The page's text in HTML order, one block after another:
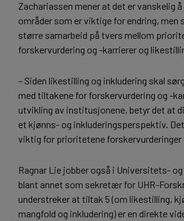
Zachariassen mener at det er vanskelig
områder som er viktige for endring, men
større samarbeid på tvers mellom
forskervurdering og -karrierer og
– Siden likestilling og inkludering skal
med tiltakene for forskervurdering og -
utvikling av institusjonene, betyr det at
et kjønns- og inkluderingsperspektiv.
viktig for prioritetene forskervurderinger
Ragnar Lie jobber også i Universitets-
blant annet som sekretær for UHR-
understreker at tiltak 5 (om likestilling,
mangfold og inkludering) er en direkte